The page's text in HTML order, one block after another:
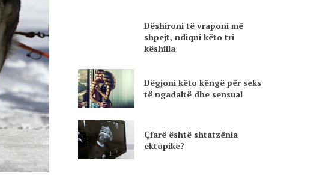
Dëshironi të vraponi më
shpejt, ndiqni këto tri
këshilla
Dëgjoni këto këngë për seks
të ngadaltë dhe sensual
Çfarë është shtatzënia
ektopike?